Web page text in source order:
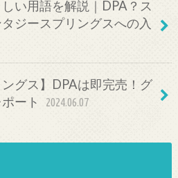
しい用語を解説｜DPA？ス
ジースプリングスへの入
ングス】DPAは即完売！グ
ート
2024.06.07